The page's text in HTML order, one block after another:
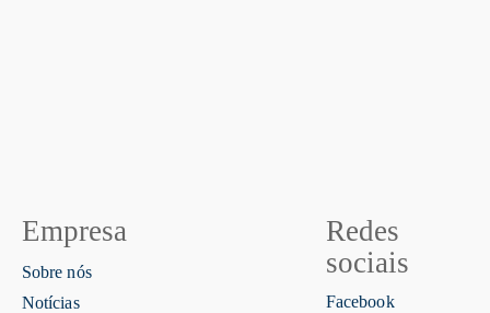
Empresa
Sobre nós
Notícias
Redes
sociais
Facebook